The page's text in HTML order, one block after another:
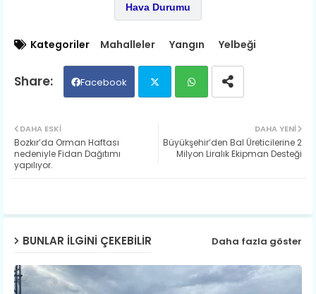
Hava Durumu
Kategoriler Mahalleler Yangın Yelbeği
Facebook
ats
DAHA YENI
Büyükşehir’den Bal Üreticilerine 2
Milyon Liralık Ekipman Desteği
DAHA ESKI
Bozkır’da Orman Haftası
nedeniyle Fidan Dağıtımı
yapılıyor.
BUNLAR ILGINI ÇEKEBILIR Daha fazla göster